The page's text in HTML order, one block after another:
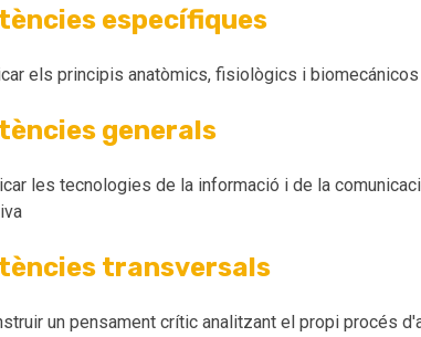
específiques
els principis anatòmics, fisiològics i
generals
les tecnologies de la informació i de la
transversals
un pensament crític analitzant el propi procés